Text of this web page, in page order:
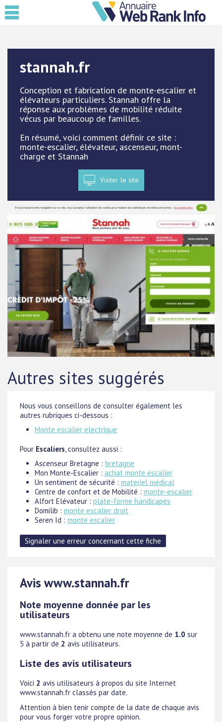
stannah.fr
Conception et fabrication de monte-escalier et
élévateurs particuliers. Stannah offre la
réponse aux problèmes de mobilité réduite
vécus par beaucoup de familles.
En résumé, voici comment définir ce site :
monte-escalier, élévateur, ascenseur, mont-
charge et Stannah
Visiter le site
Autres sites suggérés
Nous vous conseillons de consulter également les
autres rubriques ci-dessous :
Monte escalier electrique
Pour Escaliers, consultez aussi :
Ascenseur Bretagne : bretagne
Mon Monte-Escalier : achat monte escalier
Un sentiment de sécurité : materiel médical
Centre de confort et de Mobilité : monte-escalier
Alfort Elévateur : plate-forme handicapés
Domilib : monte escalier droit
Seren Id : monte escalier
Avis www.stannah.fr
Note moyenne donnée par les
utilisateurs
www.stannah.fr a obtenu une note moyenne de 1.0 sur
5 à partir de 2 avis utilisateurs.
Liste des avis utilisateurs
Voici 2 avis utilisateurs à propos du site Internet
www.stannah.fr classés par date.
Attention à bien tenir compte de la date de chaque avis
pour vous forger votre propre opinion.